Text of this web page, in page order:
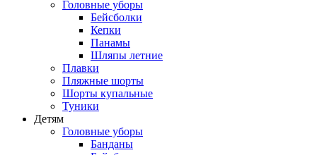
Головные уборы
Бейсболки
Кепки
Панамы
Шляпы летние
Плавки
Пляжные шорты
Шорты купальные
Туники
Детям
Головные уборы
Банданы